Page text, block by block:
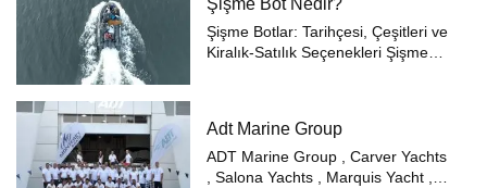
dokunduğunu ve binlerce
müşterin...
Şişme Bot Nedir?
Şişme Botlar: Tarihçesi, Çeşitleri ve
Kiralık-Satılık Seçenekleri Şişme
hafif ve taşınabilir teknele...
Adt Marine Group
ADT Marine Group , Carver Yachts
, Salona Yachts , Marquis Yacht ,